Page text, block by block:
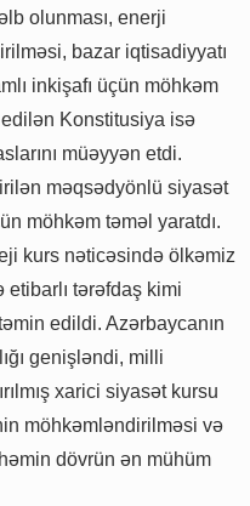
olunması, enerji
bazar iqtisadiyyatı
inkişafı üçün möhkəm
Konstitusiya isə
müəyyən etdi.
məqsədyönlü siyasət
möhkəm təməl yaratdı.
kurs nəticəsində ölkəmiz
tərəfdaş kimi
edildi. Azərbaycanın
genişləndi, milli
xarici siyasət kursu
möhkəmləndirilməsi və
dövrün ən mühüm